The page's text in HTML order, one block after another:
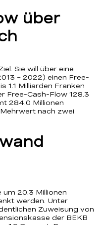
über
Sie will über eine
– 2022) einen Free-
1.1 Milliarden Franken
Free-Cash-Flow 128.3
284.0 Millionen
nach zwei
20.3 Millionen
werden. Unter
Zuweisung von
der BEKB